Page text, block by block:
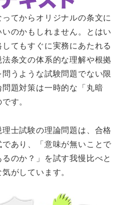
てからオリジナルの条文に
のかもしれません。とはい
てもすぐに実務にあたれる
条文の体系的な理解や根拠
うような試験問題でない限
題対策は一時的な「丸暗
す。
士試験の理論問題は、合格
あり、「意味が無いことで
のか？」を試す我慢比べと
がしています。